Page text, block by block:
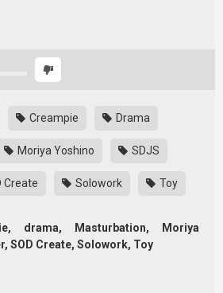
Creampie Drama
Moriya Yoshino SDJS
Create Solowork Toy
drama, Masturbation, Moriya
SOD Create, Solowork, Toy